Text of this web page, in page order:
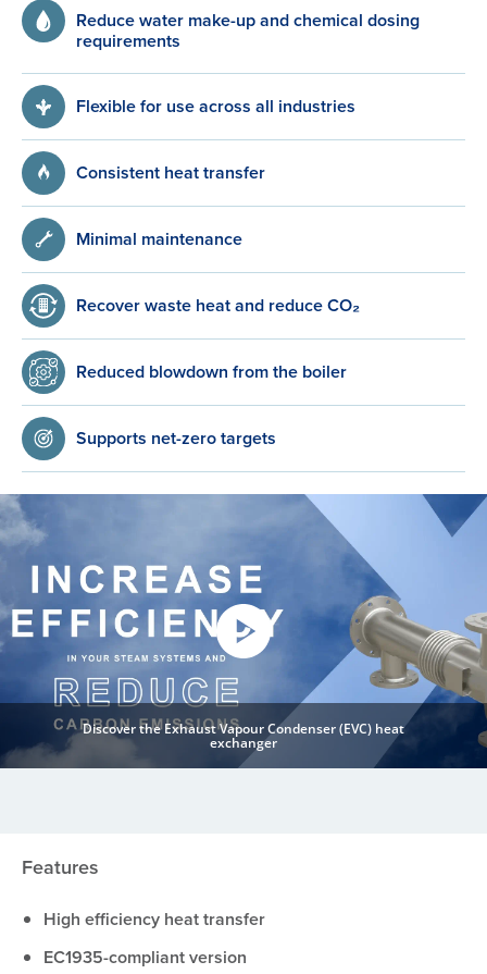
Reduce water make-up and chemical dosing
requirements
Flexible for use across all industries
Consistent heat transfer
Minimal maintenance
Recover waste heat and reduce CO₂
Reduced blowdown from the boiler
Supports net-zero targets
Discover the Exhaust Vapour Condenser (EVC) heat
exchanger
Features
High efficiency heat transfer
EC1935-compliant version